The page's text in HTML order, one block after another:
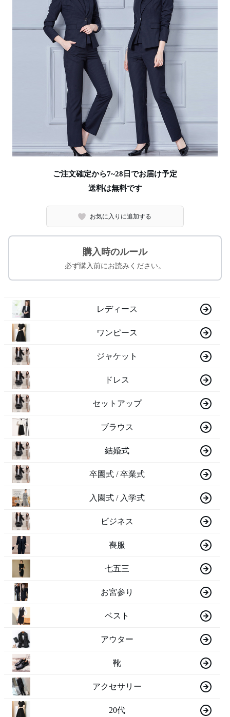
ご注文確定から7~28日でお届け予定
送料は無料です
お気に入りに追加する
購入時のルール
必ず購入前にお読みください。
レディース
ワンピース
ジャケット
ドレス
セットアップ
ブラウス
結婚式
卒園式 / 卒業式
入園式 / 入学式
ビジネス
喪服
七五三
お宮参り
ベスト
アウター
靴
アクセサリー
20代